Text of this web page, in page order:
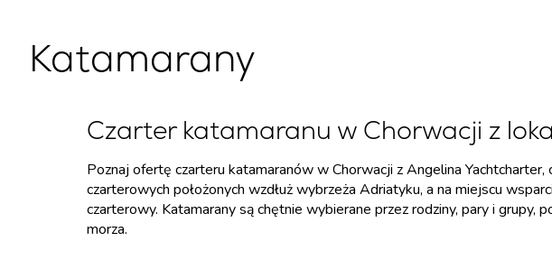
Katamarany
Czarter katamaranu w Chorwacji z
Poznaj ofertę czarteru katamaranów w Chorwacji z Angelina
czarterowych położonych wzdłuż wybrzeża Adriatyku, a na miejscu
czarterowy. Katamarany są chętnie wybierane przez rodziny, pary i
morza.